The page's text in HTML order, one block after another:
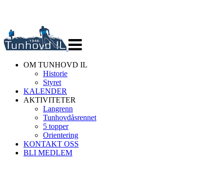
navigasjon
OM TUNHOVD IL
Historie
Styret
KALENDER
AKTIVITETER
Langrenn
Tunhovdåsrennet
5 topper
Orientering
KONTAKT OSS
BLI MEDLEM